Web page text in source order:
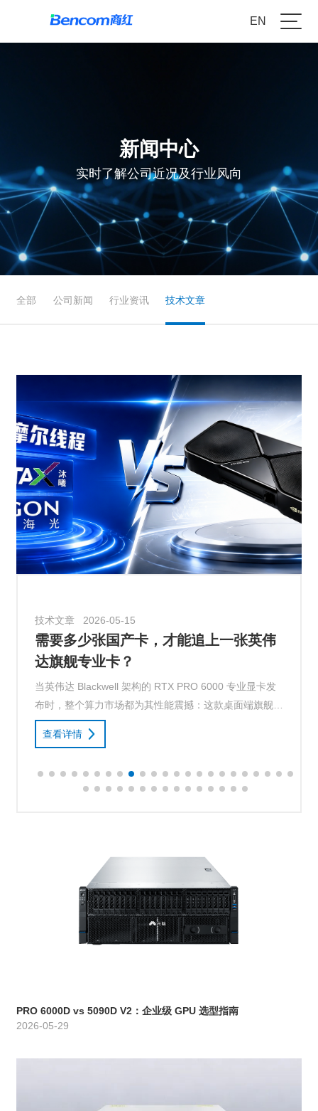
EN
新闻中心
实时了解公司近况及行业风向
全部 公司新闻 行业资讯 技术文章
追上一张英伟
PRO 6000 专业显卡发
撼：这款桌面端旗舰专
弱，已然成为当前AI计
产 GPU ...
豆包开启付费新纪元：
2024 年 5 月，字节跳动豆包大模
的企业级 API 定价杀入市场，掀起
PRO 6000D vs 5090D V2：企业级 GPU 选型指南
2026-05-29